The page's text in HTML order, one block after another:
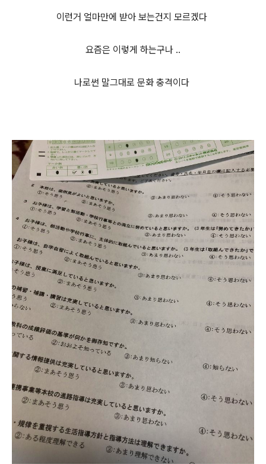
이런거 얼마만에 받아 보는건지 모르겠다
요즘은 이렇게 하는구나 ..
나로썬 말그대로 문화 충격이다